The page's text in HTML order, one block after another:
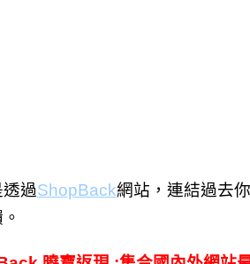
透過ShopBack網站，連結過去